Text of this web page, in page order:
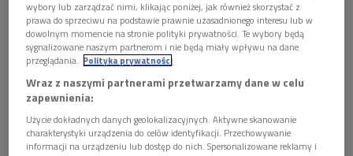
Henry James na nowo odczytany. Audycja z
udziałem prof. Mirosławy Buchholtz i dr hab. Ewy
Łuczak .(PR, 4.12.2011)
Dla wielu pierwsze spotkanie z książkami Henry'ego Jamesa
następuje przez ekran kinowy. Powieści tego amerykańsko-
brytyjskiego pisarza stały się podstawą scenariuszy takich
wybory lub zarządzać nimi, klikając poniżej, jak również skorzystać z
prawa do sprzeciwu na podstawie prawnie uzasadnionego interesu lub w
dowolnym momencie na stronie polityki prywatności. Te wybory będą
sygnalizowane naszym partnerom i nie będą miały wpływu na dane
przeglądania. Polityka prywatności
Wraz z naszymi partnerami przetwarzamy dane w celu
zapewnienia:
Użycie dokładnych danych geolokalizacyjnych. Aktywne skanowanie
charakterystyki urządzenia do celów identyfikacji. Przechowywanie
informacji na urządzeniu lub dostęp do nich. Spersonalizowane reklamy i